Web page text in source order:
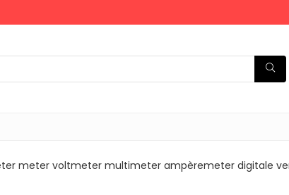
meter voltmeter multimeter ampèremeter digitale